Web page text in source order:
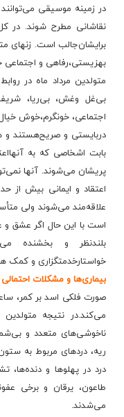
در زمینه‌ موسیقی‌
نقاشانی‌ مطرح‌ شوند. در
برایشان‌جالب‌ است‌. زنهای‌
بهزیستی‌،رفاهی‌ و
متولدین‌ مرداد ماه‌ در
بی‌غل‌ وغش‌، بی‌ریا،
اجتماعی‌، خونگرم‌،خوش‌
دربایستی‌ و صریح‌هستند و
بابت‌ اشخاصی‌ که‌ به‌
پریشان‌ می‌شوند. آنها
اعتقاد و ایمانی‌ بیش‌ از
علاقه‌مند می‌شوند ولی‌
است‌ با این‌ حال‌ اگر عشق‌ و
بلندنظر و بخشنده‌
خواستارخدمتگزاری‌ و کمک‌
بیماری‌ها و مشکلات‌
صورت‌ فلکی‌ اسد بر کمر،
می‌کند.در نتیجه‌ متولدین‌
ناخوشی‌های‌ متعدد و
ریه‌، دردهای‌ مربوط به‌
درد در پهلوها و دنده‌ها،
طاعون‌، یرقان‌ و برخی‌
می‌شدند.